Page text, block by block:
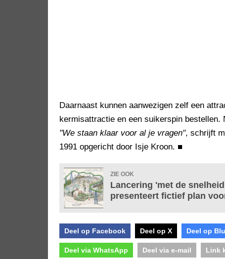
Daarnaast kunnen aanwezigen zelf een
kermisattractie en een suikerspin
"We staan klaar voor al je vragen", schrijft
1991 opgericht door Isje Kroon. ■
ZIE OOK
Lancering 'met de
presenteert fictief plan
Deel op Facebook Deel op X Deel op
Deel via WhatsApp Deel via e-mail Link